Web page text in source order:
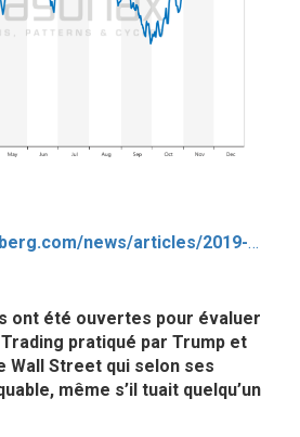
https://www.bloomberg.com/news/articles/2019-10-24/swiss-bankers-group-calls-on-snb-to-scrap-negative-interest-rate
ont été ouvertes pour évaluer
pratiqué par Trump et
Wall Street qui selon ses
même s’il tuait quelqu’un